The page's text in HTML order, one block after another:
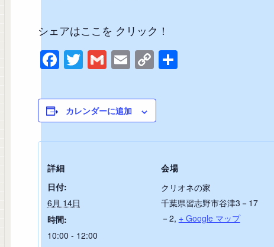
シェアはここを クリック！
F
c
e
o
k
T
tt
er
G
ail
E
ail
C
p
y
k
共
カレンダーに追加
詳細
日付:
6月 14日
時間:
10:00 - 12:00
会場
クリオネの家
千葉県習志野市谷津3－17
－2, + Google マップ